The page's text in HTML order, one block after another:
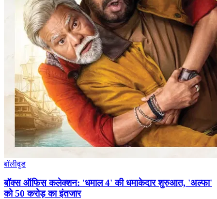
बॉलीवुड
बॉक्स ऑफिस कलेक्शन: 'धमाल 4' की धमाकेदार शुरुआत, 'अल्फा'
को 50 करोड़ का इंतजार